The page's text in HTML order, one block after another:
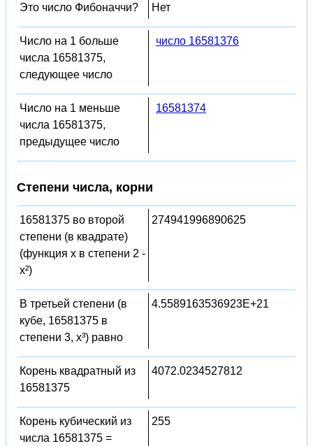
Это число Фибоначчи? Нет
Число на 1 больше
числа 16581375,
следующее число
число 16581376
Число на 1 меньше
числа 16581375,
предыдущее число
16581374
Степени числа, корни
16581375 во второй
степени (в квадрате)
(функция x в степени 2 -
x²)
274941996890625
В третьей степени (в
кубе, 16581375 в
степени 3, x³) равно
4.5589163536923E+21
Корень квадратный из
16581375
4072.0234527812
Корень кубический из
числа 16581375 =
255